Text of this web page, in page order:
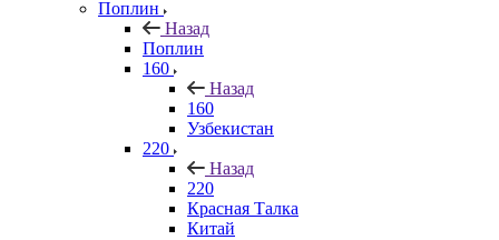
Поплин
Назад
Поплин
160
Назад
160
Узбекистан
220
Назад
220
Красная Талка
Китай